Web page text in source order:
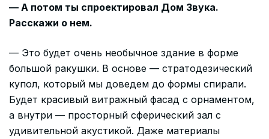
— А потом ты спроектировал Дом Звука.
Расскажи о нем.
— Это будет очень необычное здание в форме
большой ракушки. В основе — стратодезический
купол, который мы доведем до формы спирали.
Будет красивый витражный фасад с орнаментом,
а внутри — просторный сферический зал с
удивительной акустикой. Даже материалы